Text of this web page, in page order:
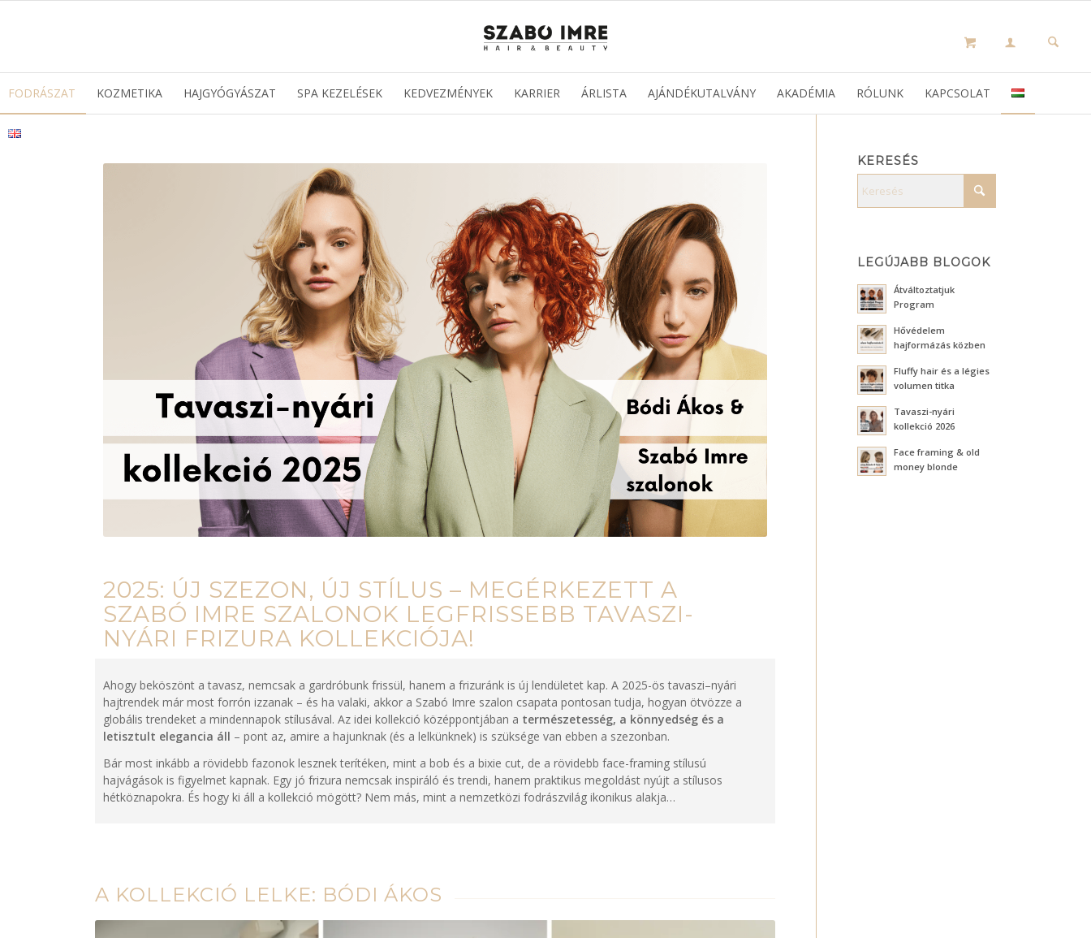
FODRÁSZAT KOZMETIKA HAJGYÓGYÁSZAT SPA KEZELÉSEK KEDVEZMÉNYEK KARRIER ÁRLISTA AJÁNDÉKUTALVÁNY AKADÉMIA RÓLUNK KAPCSOLAT
2025: ÚJ SZEZON, ÚJ STÍLUS – MEGÉRKEZETT A
SZABÓ IMRE SZALONOK LEGFRISSEBB TAVASZI-
NYÁRI FRIZURA KOLLEKCIÓJA!
Ahogy beköszönt a tavasz, nemcsak a gardróbunk frissül, hanem a frizuránk is új lendületet kap. A 2025-ös tavaszi–nyári
hajtrendek már most forrón izzanak – és ha valaki, akkor a Szabó Imre szalon csapata pontosan tudja, hogyan ötvözze a
globális trendeket a mindennapok stílusával. Az idei kollekció középpontjában a természetesség, a könnyedség és a
letisztult elegancia áll – pont az, amire a hajunknak (és a lelkünknek) is szüksége van ebben a szezonban.
Bár most inkább a rövidebb fazonok lesznek terítéken, mint a bob és a bixie cut, de a rövidebb face-framing stílusú
hajvágások is figyelmet kapnak. Egy jó frizura nemcsak inspiráló és trendi, hanem praktikus megoldást nyújt a stílusos
hétköznapokra. És hogy ki áll a kollekció mögött? Nem más, mint a nemzetközi fodrászvilág ikonikus alakja…
A KOLLEKCIÓ LELKE: BÓDI ÁKOS
KERESÉS
LEGÚJABB BLOGOK
Átváltoztatjuk
Program
Hővédelem
hajformázás közben
Fluffy hair és a légies
volumen titka
Tavaszi-nyári
kollekció 2026
Face framing & old
money blonde